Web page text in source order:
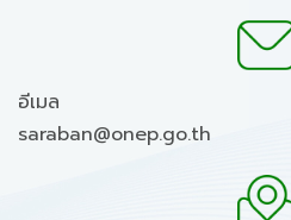
อีเมล
saraban@onep.go.th